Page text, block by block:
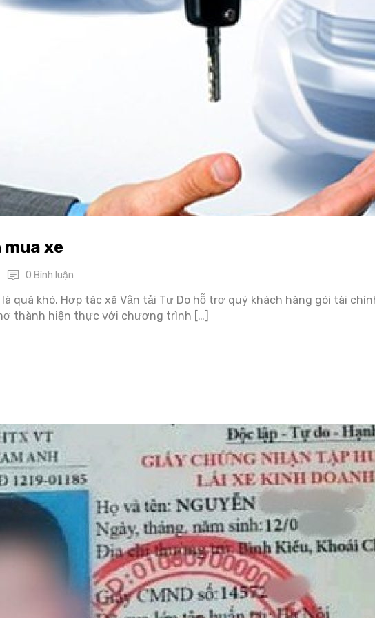
xe
0 Bình luận
quá khó. Hợp tác xã Vận tải Tự Do hỗ trợ quý khách hàng gói tài
thành hiện thực với chương trình […]